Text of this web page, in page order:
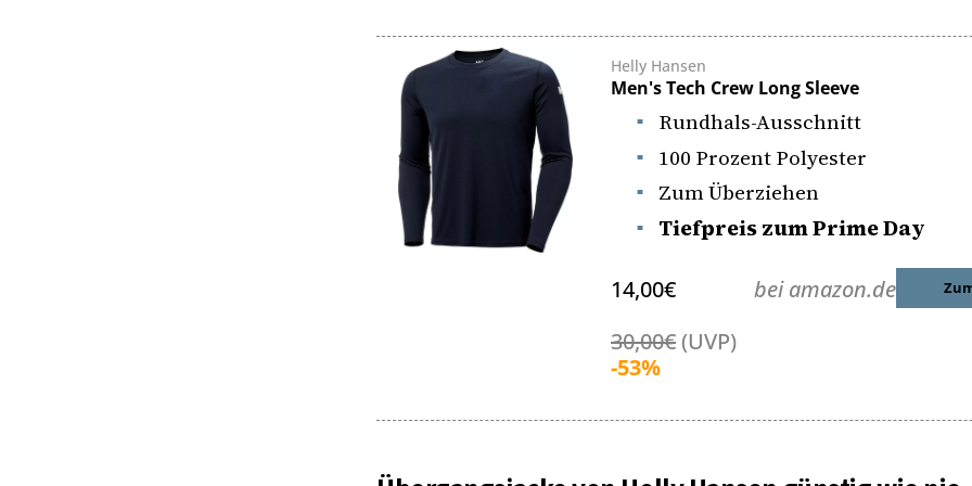
Helly Hansen
Men's Tech Crew Long Sleeve
Rundhals-Ausschnitt
100 Prozent Polyester
Zum Überziehen
Tiefpreis zum Prime Day
14,00€
30,00€(UVP)
-53%
bei amazon.de